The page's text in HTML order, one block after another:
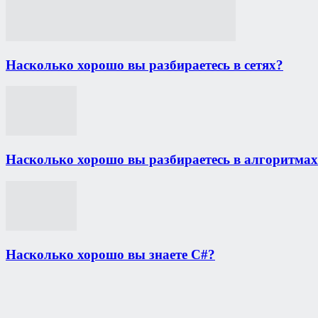
Насколько хорошо вы разбираетесь в сетях?
Насколько хорошо вы разбираетесь в
Насколько хорошо вы знаете С#?